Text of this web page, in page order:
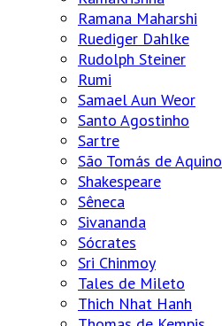
Ramana Maharshi
Ruediger Dahlke
Rudolph Steiner
Rumi
Samael Aun Weor
Santo Agostinho
Sartre
São Tomás de Aquino
Shakespeare
Sêneca
Sivananda
Sócrates
Sri Chinmoy
Tales de Mileto
Thich Nhat Hanh